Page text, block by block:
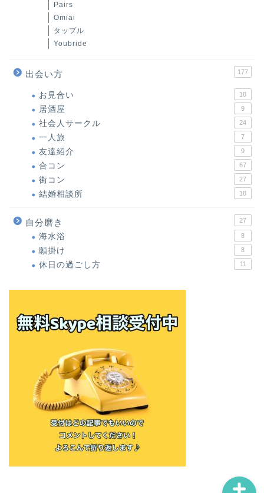
Pairs
Omiai
タップル
Youbride
出会い方 177
お見合い 18
居酒屋 9
社会人サークル 24
一人旅 7
友達紹介 9
合コン 67
街コン 27
結婚相談所 18
自分磨き 27
海水浴 8
願掛け 8
休日の過ごし方 11
無料オンラインメール講座